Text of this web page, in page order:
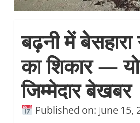
बढ़नी में
का शिकार —
जिम्मेदार बेखबर
Published on: June 15,